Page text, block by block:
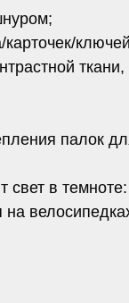
палок
свет в